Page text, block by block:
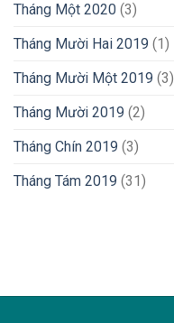
Tháng Một 2020 (3)
Tháng Mười Hai 2019 (1)
Tháng Mười Một 2019 (3)
Tháng Mười 2019 (2)
Tháng Chín 2019 (3)
Tháng Tám 2019 (31)